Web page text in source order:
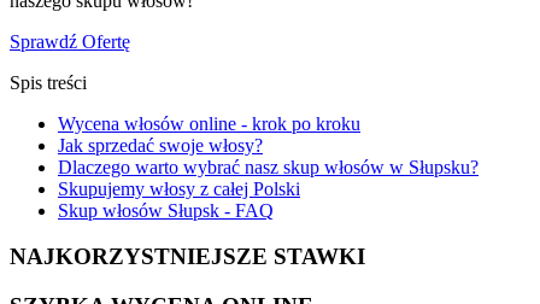
Sprawdź Ofertę
Spis treści
Wycena włosów online - krok po kroku
Jak sprzedać swoje włosy?
Dlaczego warto wybrać nasz skup włosów w Słupsku?
Skupujemy włosy z całej Polski
Skup włosów Słupsk - FAQ
NAJKORZYSTNIEJSZE STAWKI